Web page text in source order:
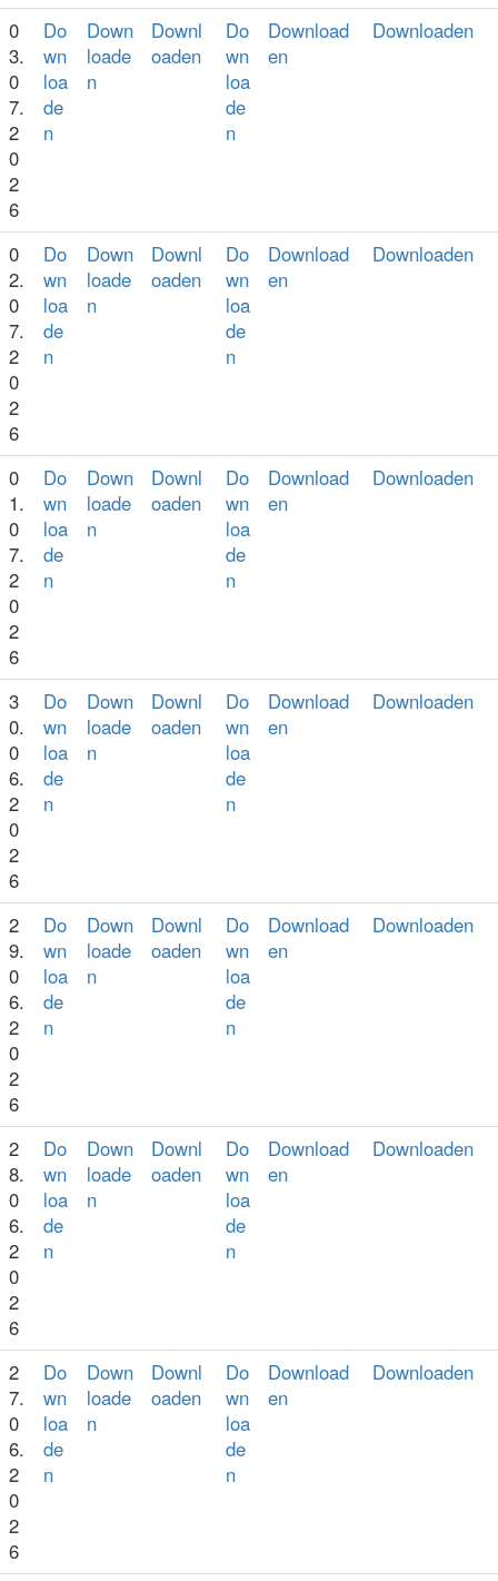
0
3.
0
7.
2
0
2
6
Do
wn
loa
de
n
Down
loade
n
Downl
oaden
Do
wn
loa
de
n
Download
en
Downloaden
0
2.
0
7.
2
0
2
6
Do
wn
loa
de
n
Down
loade
n
Downl
oaden
Do
wn
loa
de
n
Download
en
Downloaden
0
1.
0
7.
2
0
2
6
Do
wn
loa
de
n
Down
loade
n
Downl
oaden
Do
wn
loa
de
n
Download
en
Downloaden
3
0.
0
6.
2
0
2
6
Do
wn
loa
de
n
Down
loade
n
Downl
oaden
Do
wn
loa
de
n
Download
en
Downloaden
2
9.
0
6.
2
0
2
6
Do
wn
loa
de
n
Down
loade
n
Downl
oaden
Do
wn
loa
de
n
Download
en
Downloaden
2
8.
0
6.
2
0
2
6
Do
wn
loa
de
n
Down
loade
n
Downl
oaden
Do
wn
loa
de
n
Download
en
Downloaden
2
7.
0
6.
2
0
2
6
Do
wn
loa
de
n
Down
loade
n
Downl
oaden
Do
wn
loa
de
n
Download
en
Downloaden